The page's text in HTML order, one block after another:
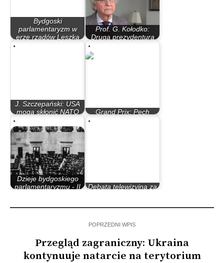
Bydgoski
parlamentaryzm w
erze rządów Leszka
Prof. G. Kołodko:
Druga prezydentura
J. Szczepański: USA
mogą skłonić NATO
Grand Prix: Pech
Dzieje bydgoskiego
parlamentaryzmu - II
Debata telewizyjna za
POPRZEDNI WPIS
Przegląd zagraniczny: Ukraina
kontynuuje natarcie na terytorium